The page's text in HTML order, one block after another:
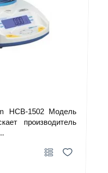
аналитические
HCB-1502 Модель
производитель